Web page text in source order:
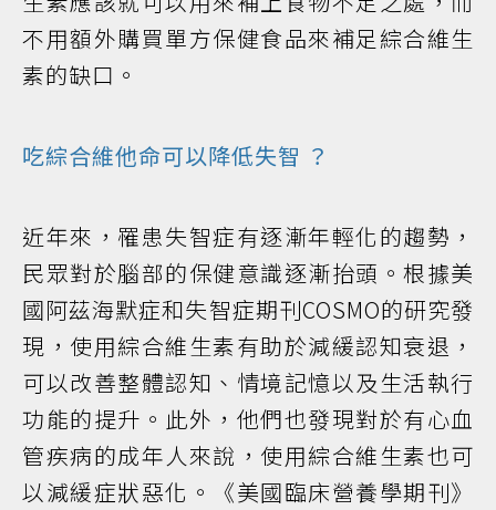
不用額外購買單方保健食品來補足綜合維生
素的缺口。
吃綜合維他命可以降低失智 ？
近年來，罹患失智症有逐漸年輕化的趨勢，
民眾對於腦部的保健意識逐漸抬頭。根據美
國阿茲海默症和失智症期刊COSMO的研究發
現，使用綜合維生素有助於減緩認知衰退，
可以改善整體認知、情境記憶以及生活執行
功能的提升。此外，他們也發現對於有心血
管疾病的成年人來說，使用綜合維生素也可
以減緩症狀惡化。《美國臨床營養學期刊》